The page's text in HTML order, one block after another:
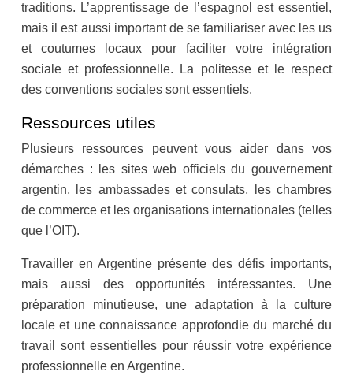
traditions. L’apprentissage de l’espagnol est essentiel,
mais il est aussi important de se familiariser avec les us
et coutumes locaux pour faciliter votre intégration
sociale et professionnelle. La politesse et le respect
des conventions sociales sont essentiels.
Ressources utiles
Plusieurs ressources peuvent vous aider dans vos
démarches : les sites web officiels du gouvernement
argentin, les ambassades et consulats, les chambres
de commerce et les organisations internationales (telles
que l’OIT).
Travailler en Argentine présente des défis importants,
mais aussi des opportunités intéressantes. Une
préparation minutieuse, une adaptation à la culture
locale et une connaissance approfondie du marché du
travail sont essentielles pour réussir votre expérience
professionnelle en Argentine.